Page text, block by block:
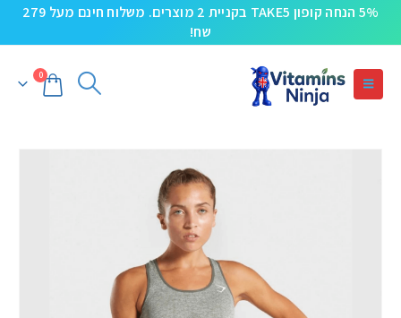
5% הנחה קופון TAKE5 בקניית 2 מוצרים. משלוח חינם מעל 279
שח!
0